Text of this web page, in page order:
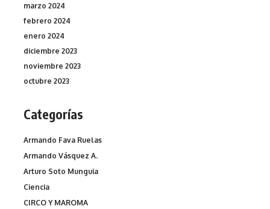
marzo 2024
febrero 2024
enero 2024
diciembre 2023
noviembre 2023
octubre 2023
Categorías
Armando Fava Ruelas
Armando Vásquez A.
Arturo Soto Munguia
Ciencia
CIRCO Y MAROMA